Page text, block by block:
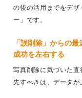
の後の活用までをデ
ー」です。
「誤削除」からの
成功を左右する
写真削除に気づいた
先すべきは、データが